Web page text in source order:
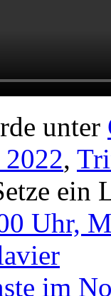
unter
,
ein
Uhr,
im